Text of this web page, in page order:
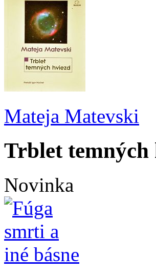
Mateja Matevski
Trblet temných
Novinka